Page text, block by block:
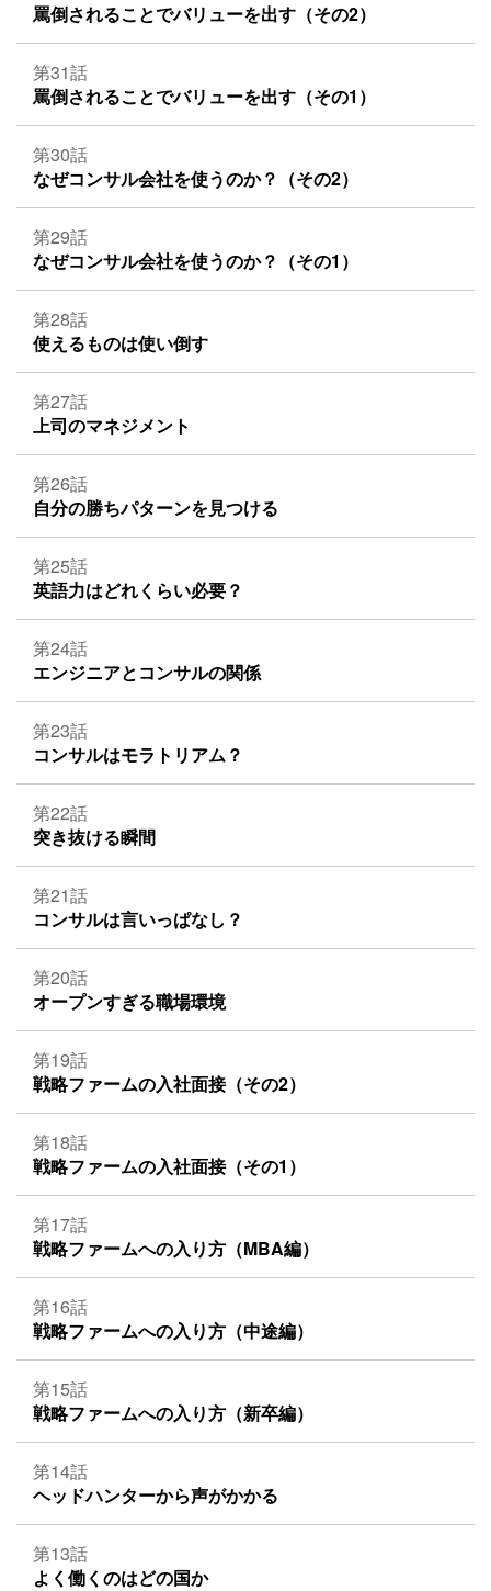
罵倒されることでバリューを出す（その2）
第31話
罵倒されることでバリューを出す（その1）
第30話
なぜコンサル会社を使うのか？（その2）
第29話
なぜコンサル会社を使うのか？（その1）
第28話
使えるものは使い倒す
第27話
上司のマネジメント
第26話
自分の勝ちパターンを見つける
第25話
英語力はどれくらい必要？
第24話
エンジニアとコンサルの関係
第23話
コンサルはモラトリアム？
第22話
突き抜ける瞬間
第21話
コンサルは言いっぱなし？
第20話
オープンすぎる職場環境
第19話
戦略ファームの入社面接（その2）
第18話
戦略ファームの入社面接（その1）
第17話
戦略ファームへの入り方（MBA編）
第16話
戦略ファームへの入り方（中途編）
第15話
戦略ファームへの入り方（新卒編）
第14話
ヘッドハンターから声がかかる
第13話
よく働くのはどの国か